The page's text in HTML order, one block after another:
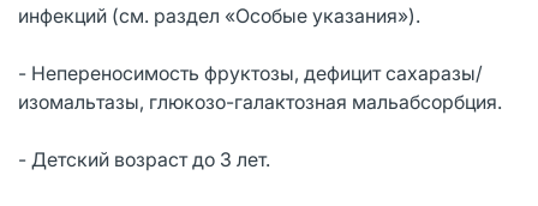
инфекций (см. раздел «Особые указания»).
- Непереносимость фруктозы, дефицит сахаразы/
изомальтазы, глюкозо-галактозная мальабсорбция.
- Детский возраст до 3 лет.